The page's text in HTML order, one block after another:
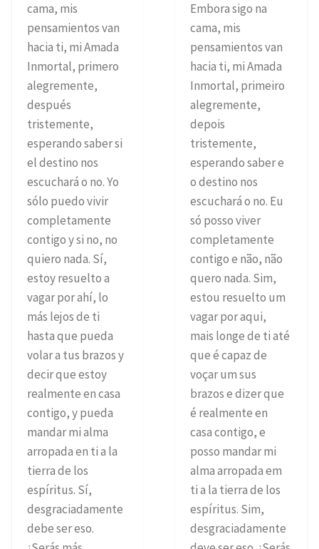
cama, mis
pensamientos van
hacia ti, mi Amada
Inmortal, primero
alegremente,
después
tristemente,
esperando saber si
el destino nos
escuchará o no. Yo
sólo puedo vivir
completamente
contigo y si no, no
quiero nada. Sí,
estoy resuelto a
vagar por ahí, lo
más lejos de ti
hasta que pueda
volar a tus brazos y
decir que estoy
realmente en casa
contigo, y pueda
mandar mi alma
arropada en ti a la
tierra de los
espíritus. Sí,
desgraciadamente
debe ser eso.
Embora sigo na
cama, mis
pensamientos van
hacia ti, mi Amada
Inmortal, primeiro
alegremente,
depois
tristemente,
esperando saber e
o destino nos
escuchará o no. Eu
só posso viver
completamente
contigo e não, não
quero nada. Sim,
estou resuelto um
vagar por aqui,
mais longe de ti até
que é capaz de
voçar um sus
brazos e dizer que
é realmente en
casa contigo, e
posso mandar mi
alma arropada em
ti a la tierra de los
espíritus. Sim,
desgraciadamente